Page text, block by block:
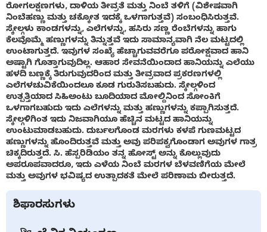
ರೋಗಲಕ್ಷಣಗಳು, ದಾಳಿಯ ತೀವ್ರತೆ ಮತ್ತು ನಿಂಬೆ ತಳಿಗೆ (ವಿಶೇಷವಾಗಿ
ನಿಂಬೆಹಣ್ಣು ಮತ್ತು ಚಕ್ಕೋತ ಇದಕ್ಕೆ ಒಳಗಾಗುತ್ತವೆ) ಸಂಬಂಧಿಸಿರುತ್ತವೆ.
ಸ್ಕೇಲ್ಗಳು ಕಾಂಡಗಳನ್ನು, ಎಲೆಗಳನ್ನು, ಹಸಿರು ಸಣ್ಣ ರೆಂಬೆಗಳನ್ನು ಹಾಗು
ಕೆಲವೊಮ್ಮೆ ಹಣ್ಣುಗಳನ್ನು ತಿನ್ನುತ್ತವೆ ಇದು ಸಾಮಾನ್ಯವಾಗಿ ನೆಲ ಮಟ್ಟದಲ್ಲಿ
ಉಂಟಾಗುತ್ತದೆ. ಇವುಗಳ ಸಂಖ್ಯೆ ಹೆಚ್ಚಾಗುವವರೆಗೂ ಪರೋಕ್ಷವಾದ ಹಾನಿ
ಅಷ್ಟಾಗಿ ಗೊತ್ತಾಗುವುದಿಲ್ಲ. ಆಹಾರ ಸೇವನೆಯಿಂದಾದ ಹಾನಿಯನ್ನು ಎಲೆಯು
ಹಳದಿ ಬಣ್ಣಕ್ಕೆ ತಿರುಗುವುದರಿಂದ ಮತ್ತು ತೀವ್ರವಾದ ಪ್ರಕರಣಗಳಲ್ಲಿ
ಎಲೆಗಳಚುವಿಕೆಯಿಂದಲೂ ಕೂಡ ಗುರುತಿಸಬಹುದು. ಸ್ಕೇಲ್ಗಳಿಂದ
ಉತ್ಪತ್ತಿಯಾದ ಸಿಹಿಅಂಟು ಬೂದಿಯಾದ ಮೋಲ್ದಿನಿಂದ ಸೋಂಕಿಗೆ
ಒಳಗಾಗಬಹುದು ಇದು ಎಲೆಗಳನ್ನು ಮತ್ತು ಹಣ್ಣುಗಳನ್ನು ಕಪ್ಪಾಗಿಸುತ್ತದೆ.
ಸ್ಕೇಲ್ಗಳಿಗಿಂತ ಇದು ನಿಜವಾಗಿಯೂ ಹೆಚ್ಚಿನ ಮಟ್ಟದ ಹಾನಿಯನ್ನು
ಉಂಟುಮಾಡಬಹುದು. ದುರ್ಬಲಗೊಂಡ ಮರಗಳು ಕಳಪೆ ಗುಣಮಟ್ಟದ
ಹಣ್ಣುಗಳನ್ನು ಹೊಂದಿರುತ್ತವೆ ಮತ್ತು ಅವು ಪರಿಪಕ್ವಗೊಂಡಾಗ ಅವುಗಳ ಗಾತ್ರ
ಚಿಕ್ಕದಿರುತ್ತದೆ. ಸಿ. ಹೆಸ್ಪರಿಡಿಯಂ ತನ್ನ ಹೋಸ್ಟ್ ಅನ್ನು ಕೊಲ್ಲುವುದು
ಅಪರೂಪವಾದರೂ, ಇದು ಎಳೆಯ ನಿಂಬೆ ಮರಗಳ ಬೆಳವಣಿಗೆಯ ಮೇಲೆ
ಮತ್ತು ಅವುಗಳ ಭವಿಷ್ಯದ ಉತ್ಪಾದಕತೆ ಮೇಲೆ ಪರಿಣಾಮ ಬೀರುತ್ತದೆ.
ಶಿಫಾರಸುಗಳು